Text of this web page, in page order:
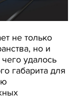
не только
но и
удалось
габарита для